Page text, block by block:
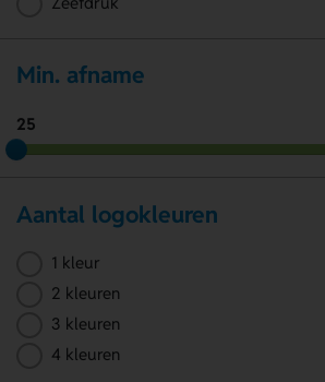
Min. afname
25
Aantal logokleuren
1 kleur
2 kleuren
3 kleuren
4 kleuren